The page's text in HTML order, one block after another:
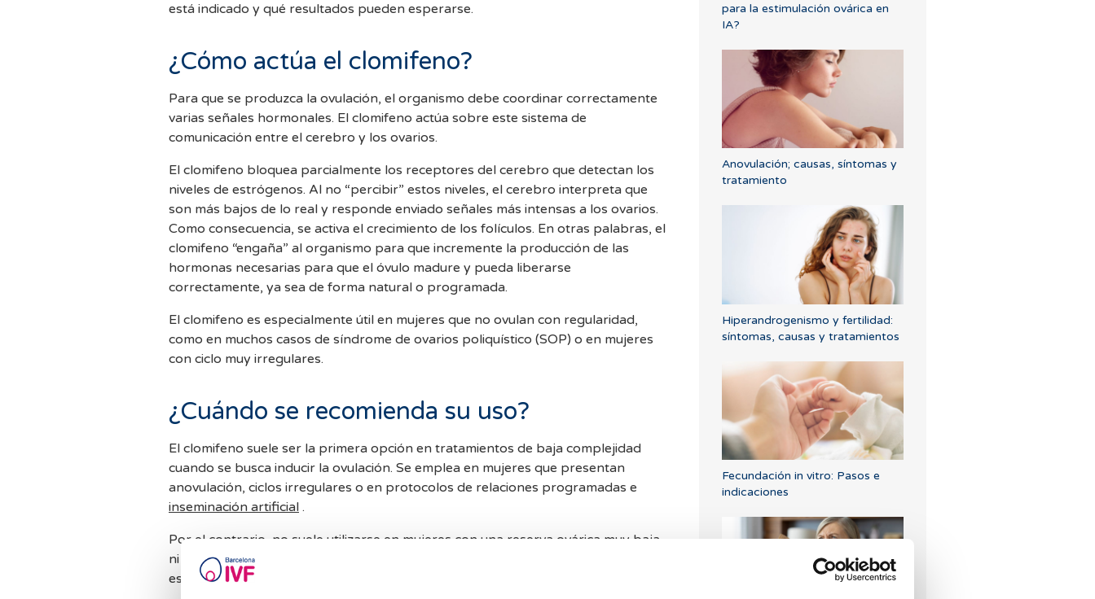
está indicado y qué resultados pueden esperarse.
¿Cómo actúa el clomifeno?
Para que se produzca la ovulación, el organismo debe coordinar correctamente
varias señales hormonales. El clomifeno actúa sobre este sistema de
comunicación entre el cerebro y los ovarios.
El clomifeno bloquea parcialmente los receptores del cerebro que detectan los
niveles de estrógenos. Al no “percibir” estos niveles, el cerebro interpreta que
son más bajos de lo real y responde enviado señales más intensas a los ovarios.
Como consecuencia, se activa el crecimiento de los folículos. En otras palabras, el
clomifeno “engaña” al organismo para que incremente la producción de las
hormonas necesarias para que el óvulo madure y pueda liberarse
correctamente, ya sea de forma natural o programada.
El clomifeno es especialmente útil en mujeres que no ovulan con regularidad,
como en muchos casos de síndrome de ovarios poliquístico (SOP) o en mujeres
con ciclo muy irregulares.
¿Cuándo se recomienda su uso?
El clomifeno suele ser la primera opción en tratamientos de baja complejidad
cuando se busca inducir la ovulación. Se emplea en mujeres que presentan
anovulación, ciclos irregulares o en protocolos de relaciones programadas e
inseminación artificial .
Por el contrario, no suele utilizarse en mujeres con una reserva ovárica
ni en tratamientos como la
estimulaciones más precisas y potentes.
para la estimulación ovárica en
IA?
Anovulación; causas, síntomas y
tratamiento
Hiperandrogenismo y fertilidad:
síntomas, causas y tratamientos
Fecundación in vitro: Pasos e
indicaciones